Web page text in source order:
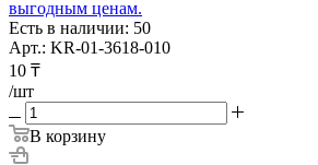
выгодным ценам.
Есть в наличии: 50
Арт.: KR-01-3618-010
10 ₸
/шт
В корзину